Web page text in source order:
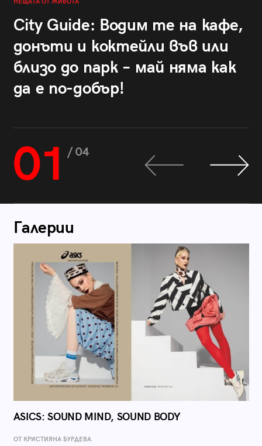
City Guide: Водим те на кафе,
донъти и коктейли във или
близо до парк – май няма как
да е по-добър!
01 / 04
Галерии
ASICS: SOUND MIND, SOUND BODY
ОТ КРИСТИЯНА БУРДЕВА